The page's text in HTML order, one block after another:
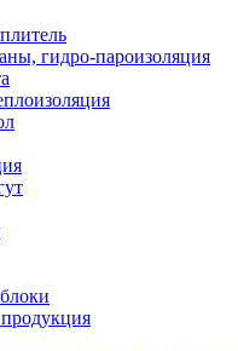
гидро-пароизоляция